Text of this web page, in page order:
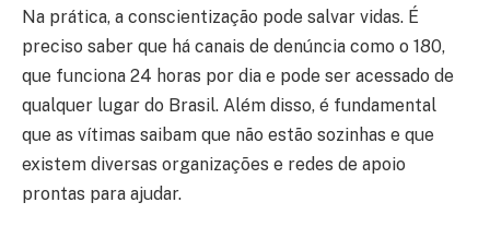
Na prática, a conscientização pode salvar vidas. É
preciso saber que há canais de denúncia como o 180,
que funciona 24 horas por dia e pode ser acessado de
qualquer lugar do Brasil. Além disso, é fundamental
que as vítimas saibam que não estão sozinhas e que
existem diversas organizações e redes de apoio
prontas para ajudar.